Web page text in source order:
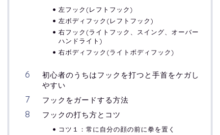
左フック(レフトフック)
左ボディフック(レフトフック)
右フック(ライトフック、スイング、オーバー
ハンドライト)
右ボディフック(ライトボディフック)
初心者のうちはフックを打つと手首をケガし
やすい
フックをガードする方法
フックの打ち方とコツ
コツ１：常に自分の顔の前に拳を置く